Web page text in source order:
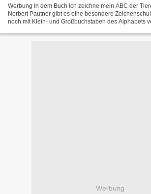
Werbung In dem Buch Ich zeichne mein ABC der
Norbert Pautner gibt es eine besondere
noch mit Klein- und Großbuchstaben des Alphabets
Werbung